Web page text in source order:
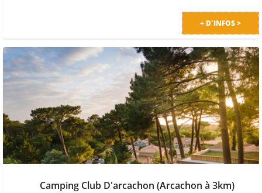
+ D'INFOS >
Camping Club D'arcachon (Arcachon à 3km)